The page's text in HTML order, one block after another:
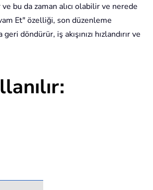
bu da zaman alıcı olabilir ve nerede
Et" özelliği, son düzenleme
döndürür, iş akışınızı hızlandırır ve